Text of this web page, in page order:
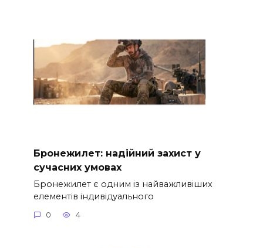
Бронежилет: надійний захист у
сучасних умовах
Бронежилет є одним із найважливіших
елементів індивідуального
0 4